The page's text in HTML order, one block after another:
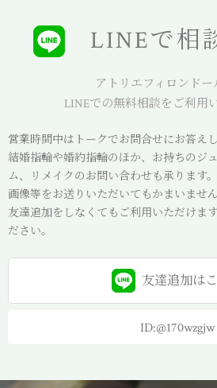
LINEで相
アトリエフィロンドー
LINEでの無料相談をご利用
営業時間中はトークでお問合せにお答えし
結婚指輪や婚約指輪のほか、お持ちのジ
ム、リメイクのお問い合わせも承ります。
画像等をお送りいただいてもかまいません
友達追加をしなくてもご利用いただけま
ださい。
友達追加は
ID:@170wzgjw